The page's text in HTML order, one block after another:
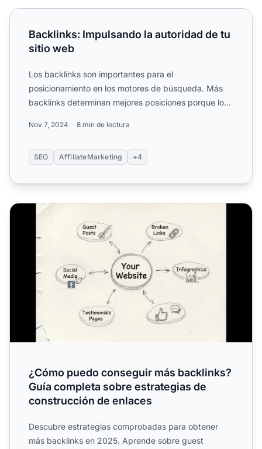
Backlinks: Impulsando la autoridad de tu sitio web
Backlinks: Impulsando la autoridad de tu
sitio web
Los backlinks son importantes para el
posicionamiento en los motores de búsqueda. Más
backlinks determinan mejores posiciones porque los
Nov 7, 2024 8 min de lectura
SEO AffiliateMarketing +4
¿Cómo puedo conseguir más backlinks? Guía completa
¿Cómo puedo conseguir más backlinks?
Guía completa sobre estrategias de
construcción de enlaces
Descubre estrategias comprobadas para obtener
más backlinks en 2025. Aprende sobre guest